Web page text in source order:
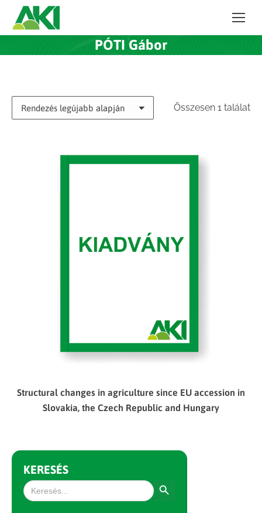
PÓTI Gábor
Összesen 1 találat
Structural changes in agriculture since EU accession in
Slovakia, the Czech Republic and Hungary
KERESÉS
Search
for: